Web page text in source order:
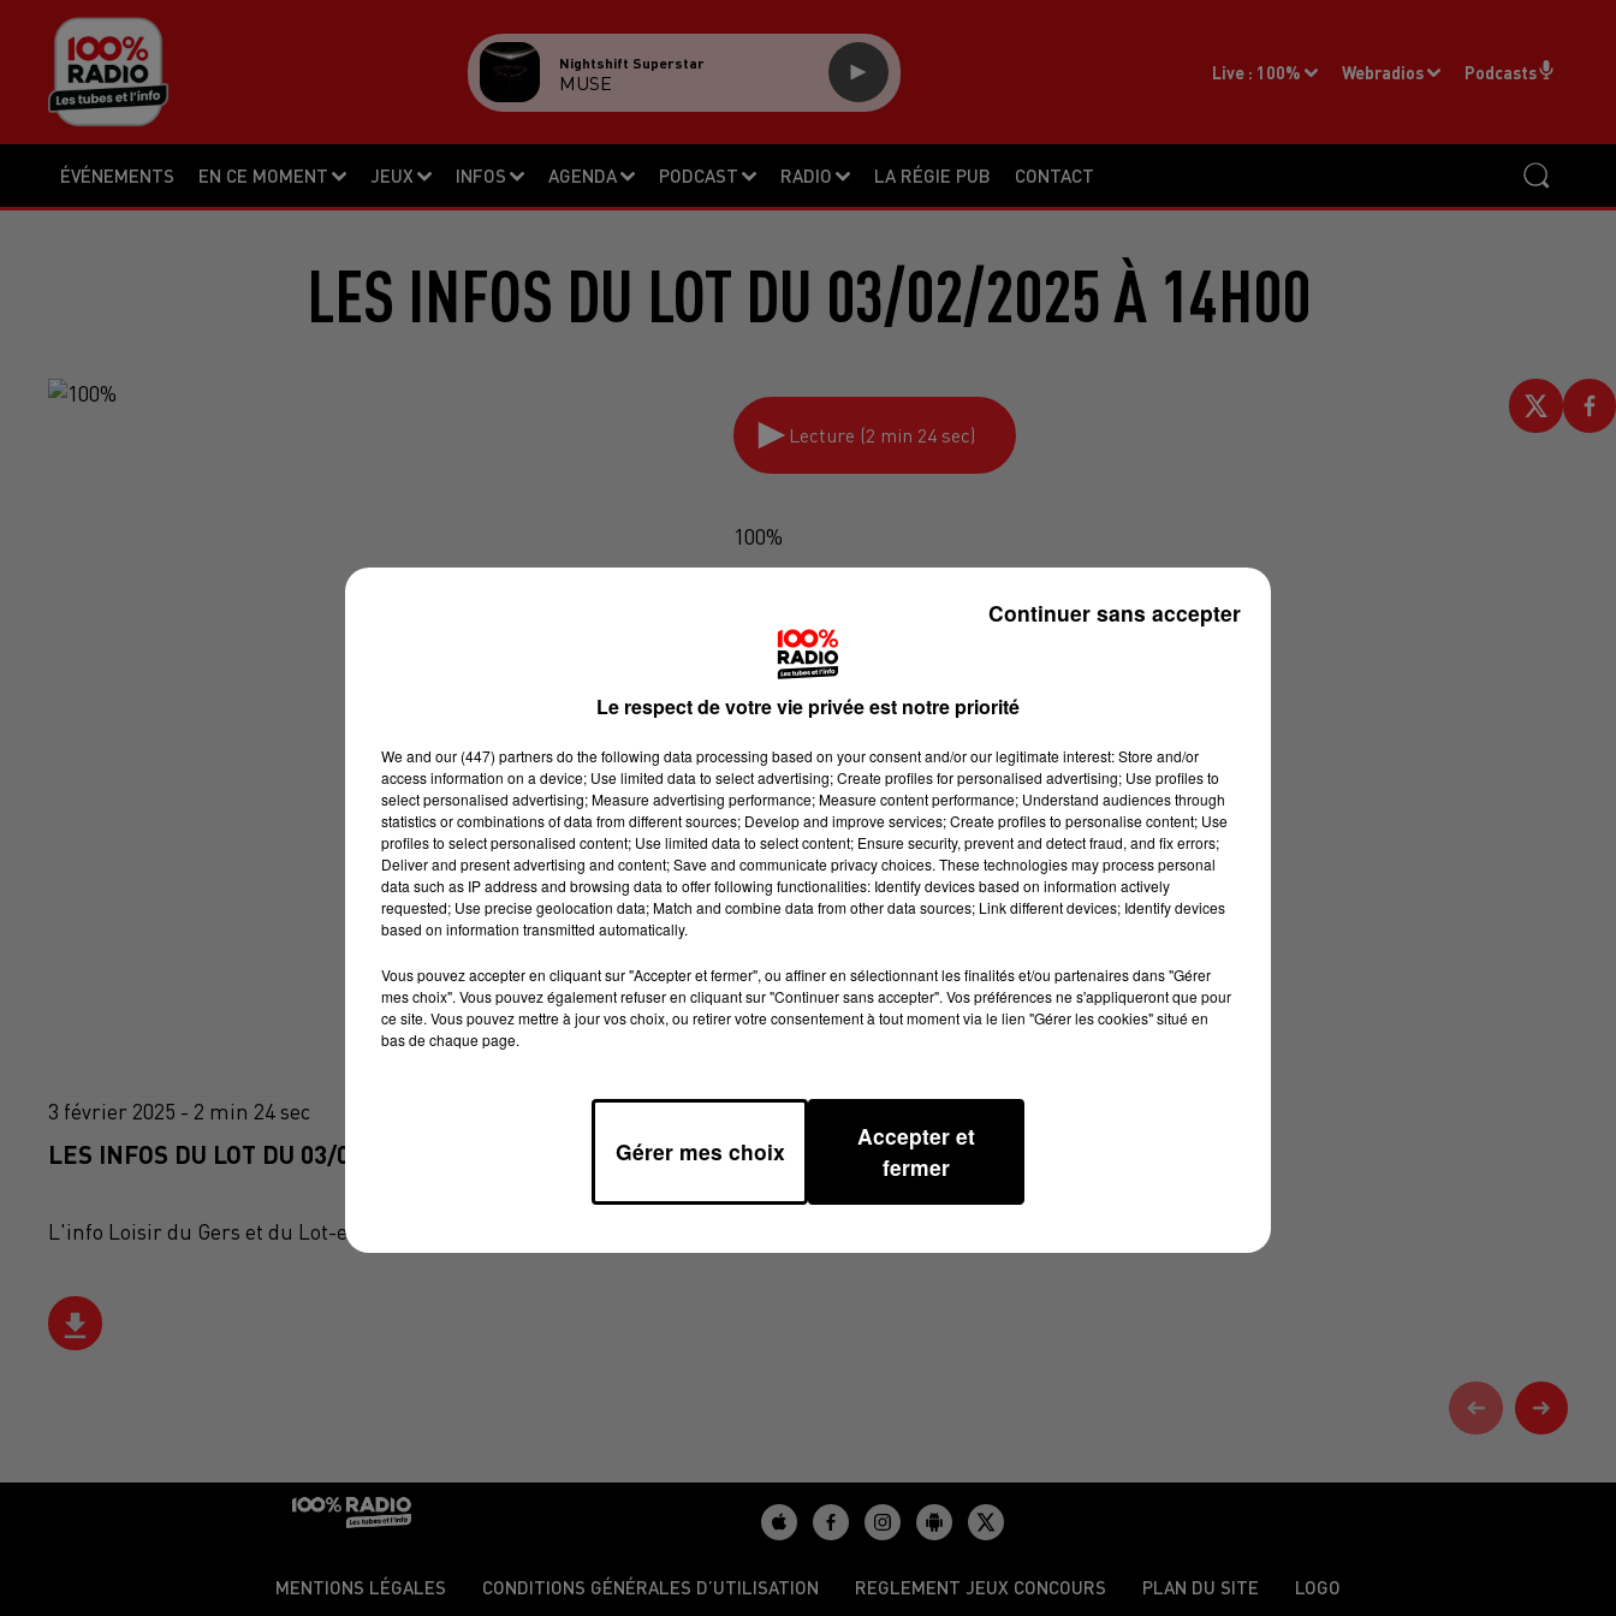
ÉVÉNEMENTS EN CE MOMENT JEUX INFOS AGENDA PODCAST RADIO LA RÉGIE PUB CONTACT
Live : 100% Webradios Podcasts
Nightshift Superstar
MUSE
LES INFOS DU LOT DU 03/02/2025 À 14H00
Lecture (2 min 24 sec)
100%
3 février 2025 - 2 min 24 sec
LES INFOS DU LOT DU 03/02/2025 À 14H00
L'info Loisir du Gers et du Lot-et-Garonne du 03/02/2025
MENTIONS LÉGALES CONDITIONS GÉNÉRALES D’UTILISATION REGLEMENT JEUX CONCOURS PLAN DU SITE LOGO
Le respect de votre vie privée est notre priorité
We and our (447) partnersdo the following data processing based on your consent and/or our legitimate interest: Store and/or
access information on a device; Use limited data to select advertising; Create profiles for personalised advertising; Use profiles to
select personalised advertising; Measure advertising performance; Measure content performance; Understand audiences through
statistics or combinations of data from different sources; Develop and improve services; Create profiles to personalise content; Use
profiles to select personalised content; Use limited data to select content; Ensure security, prevent and detect fraud, and fix errors;
Deliver and present advertising and content; Save and communicate privacy choices. These technologies may process personal
data such as IP address and browsing data to offer following functionalities: Identify devices based on information actively
requested; Use precise geolocation data; Match and combine data from other data sources; Link different devices; Identify devices
based on information transmitted automatically.
Vous pouvez accepter en cliquant sur "Accepter et fermer", ou affiner en sélectionnant les finalités et/ou partenaires dans "Gérer
mes choix". Vous pouvez également refuser en cliquant sur "Continuer sans accepter". Vos préférences ne s'appliqueront que pour
ce site. Vous pouvez mettre à jour vos choix, ou retirer votre consentement à tout moment via le lien "Gérer les cookies" situé en
bas de chaque page.
Gérer mes choix
Accepter et
fermer
Continuer sans accepter